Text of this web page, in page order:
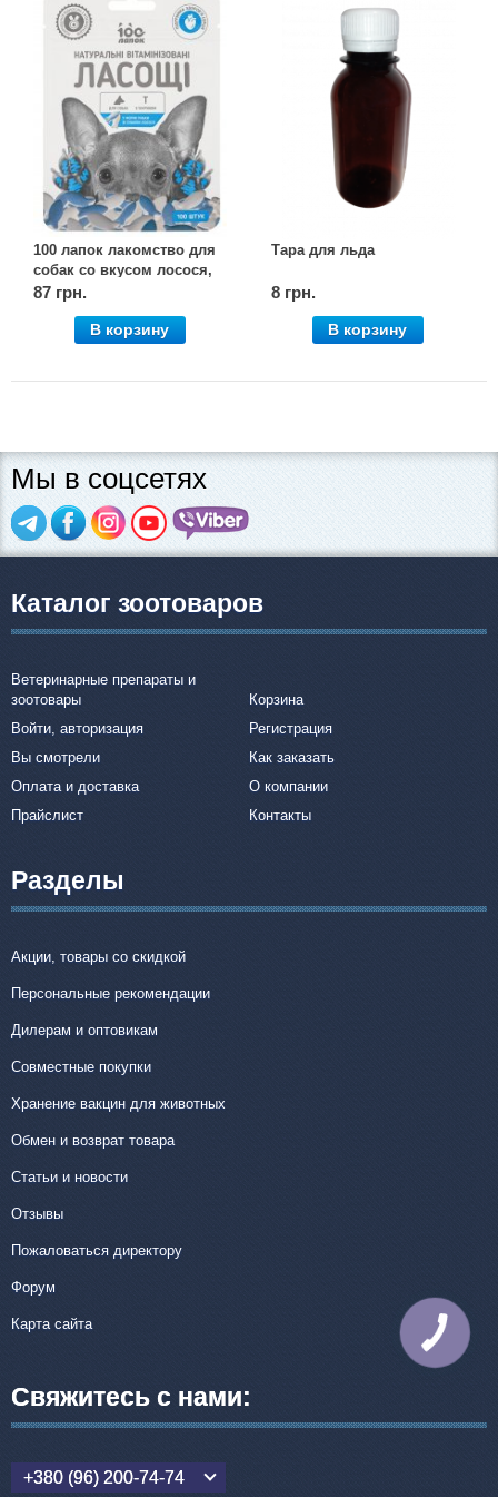
100 лапок лакомство для
собак со вкусом лосося,
100 шт., Vitomax
87 грн.
В корзину
Тара для льда
8 грн.
В корзину
Мы в соцсетях
Каталог зоотоваров
Ветеринарные препараты и
зоотовары
Корзина
Войти, авторизация
Регистрация
Вы смотрели
Как заказать
Оплата и доставка
О компании
Прайслист
Контакты
Разделы
Акции, товары со скидкой
Персональные рекомендации
Дилерам и оптовикам
Совместные покупки
Хранение вакцин для животных
Обмен и возврат товара
Статьи и новости
Отзывы
Пожаловаться директору
Форум
Карта сайта
Свяжитесь с нами:
+380 (96) 200-74-74
КНОПКА
СВЯЗИ